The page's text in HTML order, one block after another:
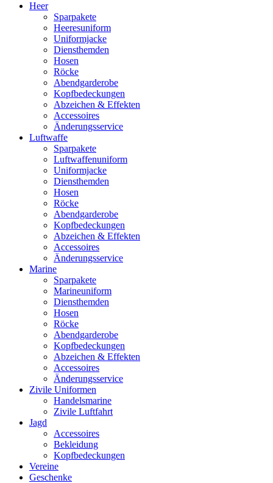
Heer
Sparpakete
Heeresuniform
Uniformjacke
Diensthemden
Hosen
Röcke
Abendgarderobe
Kopfbedeckungen
Abzeichen & Effekten
Accessoires
Änderungsservice
Luftwaffe
Sparpakete
Luftwaffenuniform
Uniformjacke
Diensthemden
Hosen
Röcke
Abendgarderobe
Kopfbedeckungen
Abzeichen & Effekten
Accessoires
Änderungsservice
Marine
Sparpakete
Marineuniform
Diensthemden
Hosen
Röcke
Abendgarderobe
Kopfbedeckungen
Abzeichen & Effekten
Accessoires
Änderungsservice
Zivile Uniformen
Handelsmarine
Zivile Luftfahrt
Jagd
Accessoires
Bekleidung
Kopfbedeckungen
Vereine
Geschenke